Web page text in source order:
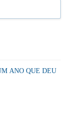
ANO QUE DEU